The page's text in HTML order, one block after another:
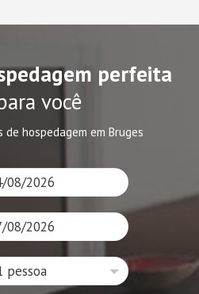
perfeita
você
de hospedagem em Bruges
pessoa